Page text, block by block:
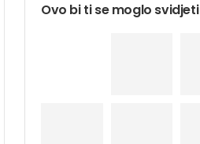
Ovo bi ti se moglo svidjeti